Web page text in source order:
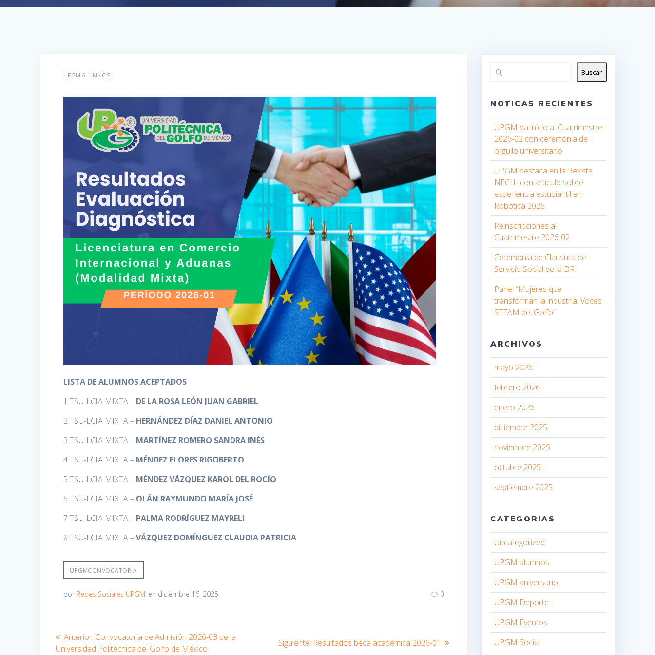
UPGM ALUMNOS
LISTA DE ALUMNOS ACEPTADOS
1 TSU-LCIA MIXTA – DE LA ROSA LEÓN JUAN GABRIEL
2 TSU-LCIA MIXTA – HERNÁNDEZ DÍAZ DANIEL ANTONIO
3 TSU-LCIA MIXTA – MARTÍNEZ ROMERO SANDRA INÉS
4 TSU-LCIA MIXTA – MÉNDEZ FLORES RIGOBERTO
5 TSU-LCIA MIXTA – MÉNDEZ VÁZQUEZ KAROL DEL ROCÍO
6 TSU-LCIA MIXTA – OLÁN RAYMUNDO MARÍA JOSÉ
7 TSU-LCIA MIXTA – PALMA RODRÍGUEZ MAYRELI
8 TSU-LCIA MIXTA –VÁZQUEZ DOMÍNGUEZ CLAUDIA PATRICIA
UPGMCONVOCATORIA
por Redes Sociales UPGM en diciembre 16, 2025 0
Navegación
Anterior: Entrada
anterior:
Convocatoria de Admisión 2026-03 de la
Universidad Politécnica del Golfo de México
Siguiente: Entrada
Resultados beca académica 2026-01
Buscar
NOTICAS RECIENTES
UPGM da inicio al Cuatrimestre
2026-02 con ceremonia de
orgullo universitario
UPGM destaca en la Revista
NECHI con artículo sobre
experiencia estudiantil en
Robótica 2026
Reinscripciones al
Cuatrimestre 2026-02
Ceremonia de Clausura de
Servicio Social de la DRI
Panel “Mujeres que
transforman la industria: Voces
STEAM del Golfo”
ARCHIVOS
mayo 2026
febrero 2026
enero 2026
diciembre 2025
noviembre 2025
octubre 2025
septiembre 2025
CATEGORIAS
Uncategorized
UPGM alumnos
UPGM aniversario
UPGM Deporte
UPGM Eventos
UPGM Social